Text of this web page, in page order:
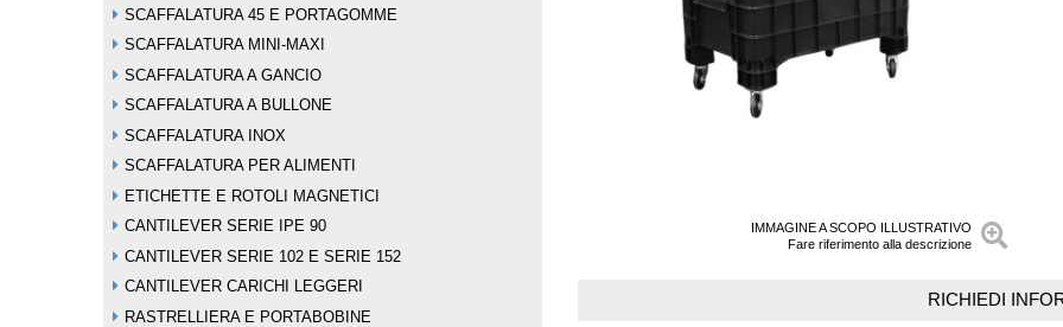
SCAFFALATURA 45 E PORTAGOMME
SCAFFALATURA MINI-MAXI
SCAFFALATURA A GANCIO
SCAFFALATURA A BULLONE
SCAFFALATURA INOX
SCAFFALATURA PER ALIMENTI
ETICHETTE E ROTOLI MAGNETICI
CANTILEVER SERIE IPE 90
CANTILEVER SERIE 102 E SERIE 152
CANTILEVER CARICHI LEGGERI
RASTRELLIERA E PORTABOBINE
IMMAGINE A SCOPO ILLUSTRATIVO
Fare riferimento alla descrizione
RICHIEDI